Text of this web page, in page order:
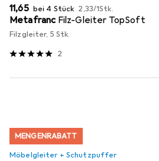
EUR
11,65 bei 4 Stück EUR
2,33/1Stk.
Metafranc Filz-Gleiter TopSoft
Filzgleiter, 5 Stk.
2
MENGENRABATT
Möbelgleiter + Schutzpuffer